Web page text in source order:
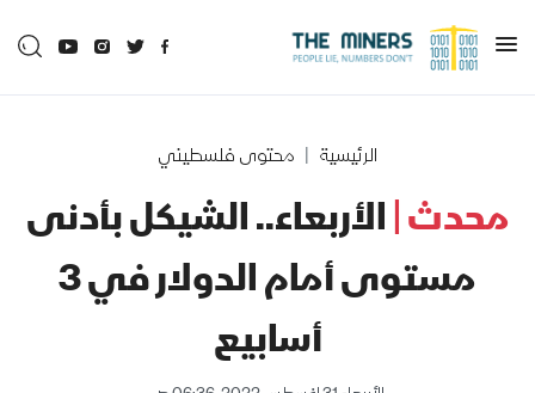
الرئيسية محتوى فلسطيني
محدث |الأربعاء.. الشيكل بأدنى
مستوى أمام الدولار في 3
أسابيع